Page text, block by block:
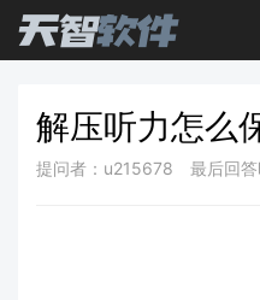
解压听力怎么
提问者：u215678 最后回